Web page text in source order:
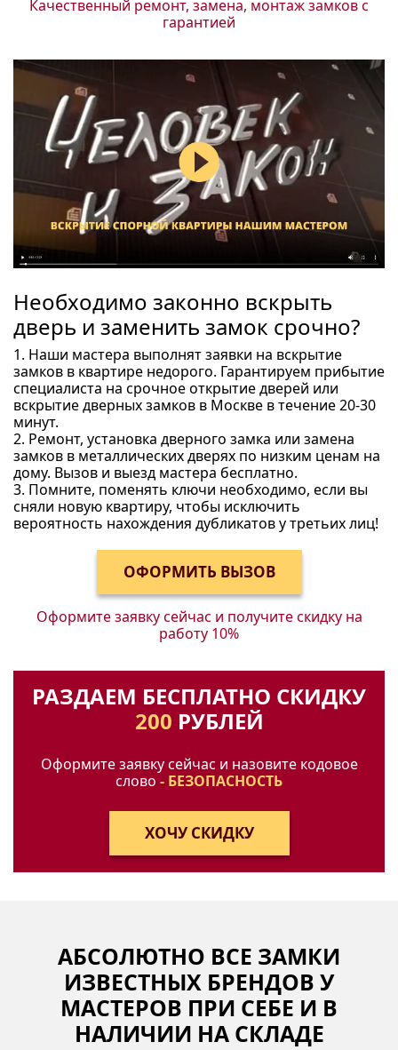
Качественный ремонт, замена, монтаж замков с
гарантией
Необходимо законно вскрыть
дверь и заменить замок срочно?
1. Наши мастера выполнят заявки на вскрытие
замков в квартире недорого. Гарантируем прибытие
специалиста на срочное открытие дверей или
вскрытие дверных замков в Москве в течение 20-30
минут.
2. Ремонт, установка дверного замка или замена
замков в металлических дверях по низким ценам на
дому. Вызов и выезд мастера бесплатно.
3. Помните, поменять ключи необходимо, если вы
сняли новую квартиру, чтобы исключить
вероятность нахождения дубликатов у третьих лиц!
Оформите заявку сейчас и получитескидку на
работу 10%
РАЗДАЕМ БЕСПЛАТНО СКИДКУ
200 РУБЛЕЙ
Оформите заявку сейчас и назовите кодовое
слово - БЕЗОПАСНОСТЬ
АБСОЛЮТНО ВСЕ ЗАМКИ
ИЗВЕСТНЫХ БРЕНДОВ У
МАСТЕРОВ ПРИ СЕБЕ И В
НАЛИЧИИ НА СКЛАДЕ